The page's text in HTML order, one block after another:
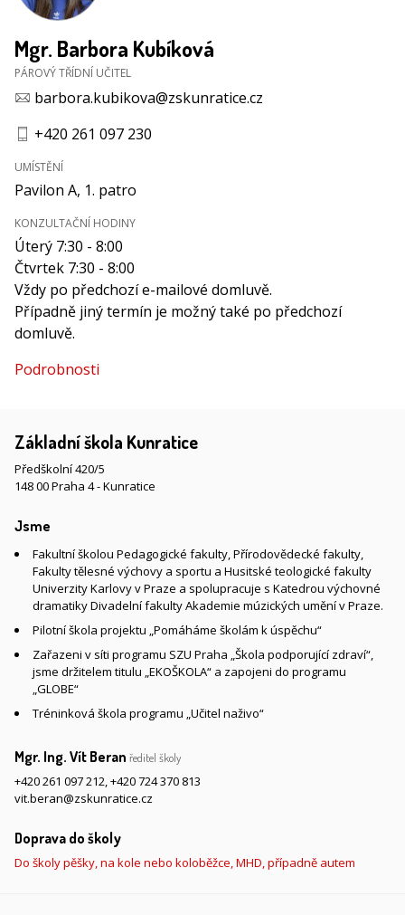
Mgr. Barbora Kubíková
PÁROVÝ TŘÍDNÍ UČITEL
barbora.kubikova@zskunratice.cz
+420 261 097 230
UMÍSTĚNÍ
Pavilon A, 1. patro
KONZULTAČNÍ HODINY
Úterý 7:30 - 8:00
Čtvrtek 7:30 - 8:00
Vždy po předchozí e-mailové domluvě.
Případně jiný termín je možný také po předchozí
domluvě.
Podrobnosti
Základní škola Kunratice
Předškolní 420/5
148 00 Praha 4 - Kunratice
Jsme
Fakultní školou Pedagogické fakulty, Přírodovědecké fakulty,
Fakulty tělesné výchovy a sportu a Husitské teologické fakulty
Univerzity Karlovy v Praze a spolupracuje s Katedrou výchovné
dramatiky Divadelní fakulty Akademie múzických umění v Praze.
Pilotní škola projektu „Pomáháme školám k úspěchu“
Zařazeni v síti programu SZU Praha „Škola podporující zdraví“,
jsme držitelem titulu „EKOŠKOLA“ a zapojeni do programu
„GLOBE“
Tréninková škola programu „Učitel naživo“
Mgr. Ing. Vít Beran ředitel školy
+420 261 097 212,+420 724 370 813
vit.beran@zskunratice.cz
Doprava do školy
Do školy pěšky, na kole nebo koloběžce, MHD, případně autem